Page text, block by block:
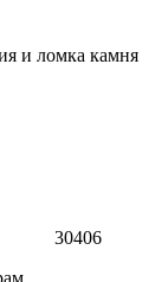
и ломка камня
30406